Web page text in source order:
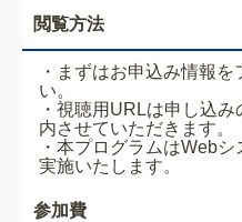
閲覧方法
・まずはお申込み情報
い。
・視聴用URLは申し込
内させていただ
・本プログラムはWeb
実施いたします。
参加費